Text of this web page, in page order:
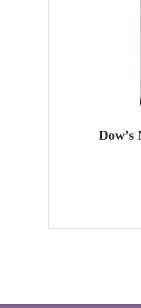
Dow’s